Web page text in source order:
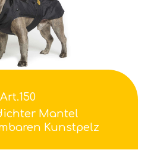
Art.150
Mantel
Kunstpelz